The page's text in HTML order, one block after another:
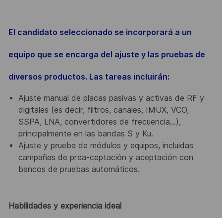
El candidato seleccionado se incorporará a un
equipo que se encarga del ajuste y las pruebas de
diversos productos. Las tareas incluirán:
Ajuste manual de placas pasivas y activas de RF y
digitales (es decir, filtros, canales, IMUX, VCO,
SSPA, LNA, convertidores de frecuencia…),
principalmente en las bandas S y Ku.
Ajuste y prueba de módulos y equipos, incluidas
campañas de prea-ceptación y aceptación con
bancos de pruebas automáticos.
Habilidades y experiencia ideal